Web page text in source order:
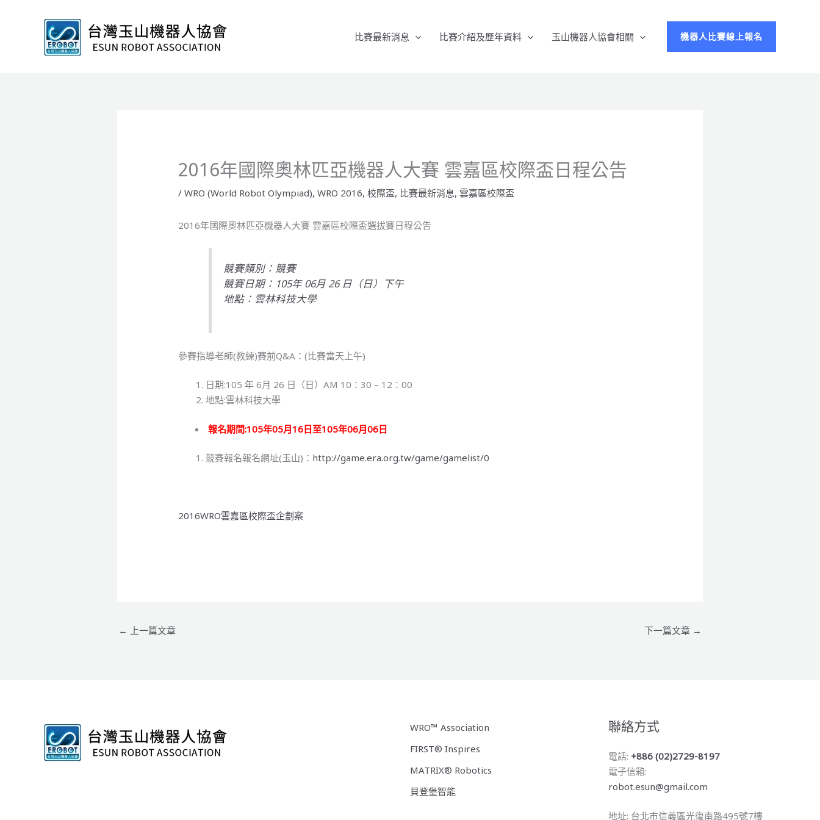
比賽最新消息 比賽介紹及歷年資料 玉山機器人協會相關 機器人比賽線上報名
2016年國際奧林匹亞機器人大賽 雲嘉區校際盃日程公告
/WRO (World Robot Olympiad),WRO 2016,校際盃, 比賽最新消息,雲嘉區校際盃
2016年國際奧林匹亞機器人大賽 雲嘉區校際盃選拔賽日程公告
競賽類別：競賽
競賽日期：105年 06月 26 日（日）下午
地點：雲林科技大學
參賽指導老師(教練)賽前Q&A：(比賽當天上午)
日期:105 年 6月 26 日（日）AM 10：30 – 12：00
地點:雲林科技大學
報名期間:105年05月16日至105年06月06日
競賽報名報名網址(玉山)： http://game.era.org.tw/game/gamelist/0
2016WRO雲嘉區校際盃企劃案
← 上一篇文章 下一篇文章 →
WRO™ Association
FIRST® Inspires
MATRIX® Robotics
貝登堡智能
聯絡方式
電話: +886 (02)2729-8197
電子信箱:
robot.esun@gmail.com
地址: 台北市信義區光復南路495號7樓